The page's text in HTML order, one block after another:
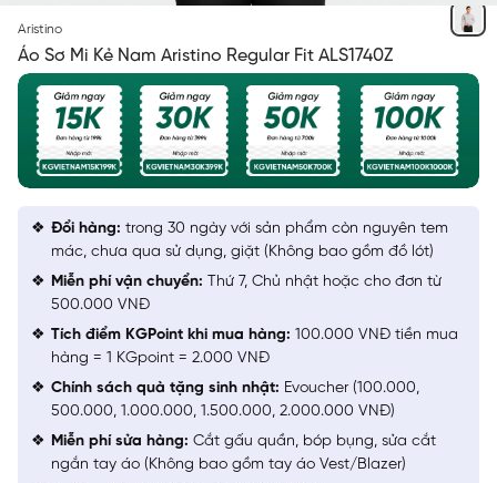
Aristino
Áo Sơ Mi Kẻ Nam Aristino Regular Fit ALS1740Z
Đổi hàng: trong 30 ngày với sản phẩm còn nguyên tem
mác, chưa qua sử dụng, giặt (Không bao gồm đồ lót)
Miễn phí vận chuyển: Thứ 7, Chủ nhật hoặc cho đơn từ
500.000 VNĐ
Tích điểm KGPoint khi mua hàng: 100.000 VNĐ tiền mua
hàng = 1 KGpoint = 2.000 VNĐ
Chính sách quà tặng sinh nhật: Evoucher (100.000,
500.000, 1.000.000, 1.500.000, 2.000.000 VNĐ)
Miễn phí sửa hàng: Cắt gấu quần, bóp bụng, sửa cắt
ngắn tay áo (Không bao gồm tay áo Vest/Blazer)